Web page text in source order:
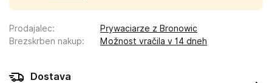
Prodajalec:
Prywaciarze z Bronowic
Brezskrben nakup: Možnost vračila v 14 dneh
Dostava